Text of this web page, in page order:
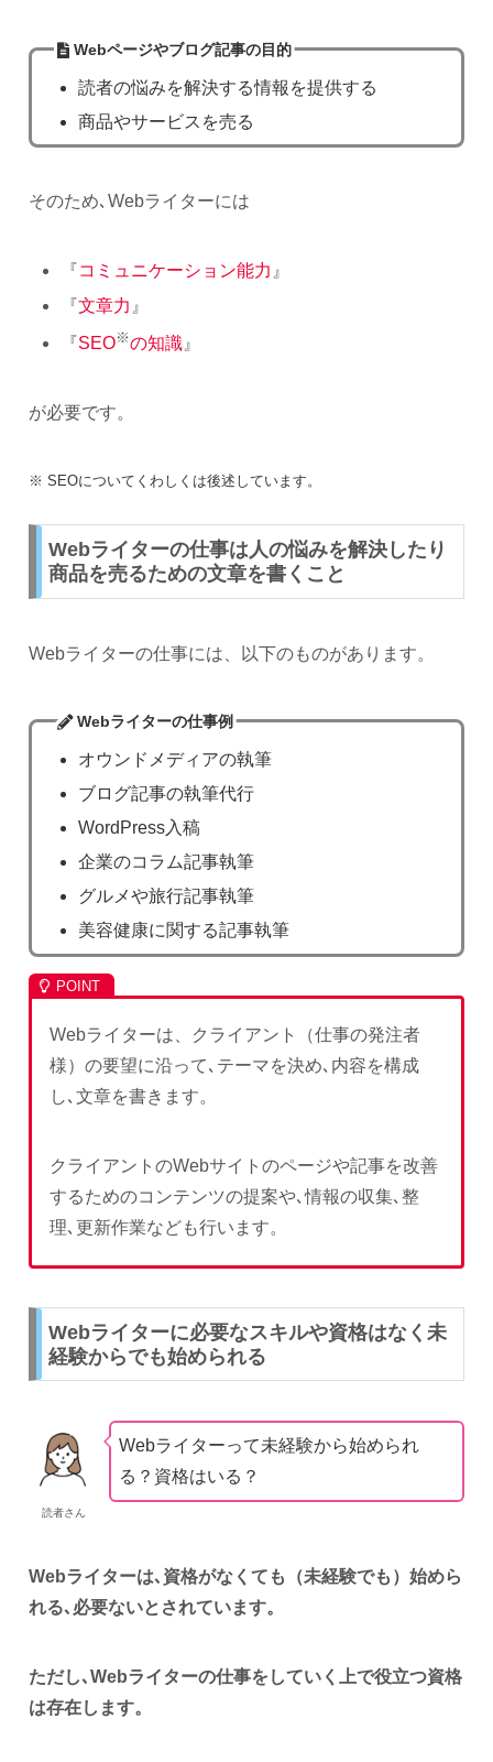
Webページやブログ記事の目的
読者の悩みを解決する情報を提供する
商品やサービスを売る
そのため､Webライターには
『 コミュニケーション能力 』
『文章力 』
『SEO※の知識 』
が必要です。
※ SEOについてくわしくは後述しています。
Webライターの仕事は人の悩みを解決したり
商品を売るための文章を書くこと
Webライターの仕事には、以下のものがあります。
Webライターの仕事例
オウンドメディアの執筆
ブログ記事の執筆代行
WordPress入稿
企業のコラム記事執筆
グルメや旅行記事執筆
美容健康に関する記事執筆
Webライターは、クライアント（仕事の発注者
様）の要望に沿って､テーマを決め､内容を構成
し､文章を書きます。
クライアントのWebサイトのページや記事を改善
するためのコンテンツの提案や､情報の収集､整
理､更新作業なども行います。
Webライターに必要なスキルや資格はなく未
経験からでも始められる
読者さん
Webライターって未経験から始められ
る？資格はいる？
Webライターは､資格がなくても（未経験でも）始めら
れる､必要ないとされています。
ただし､Webライターの仕事をしていく上で役立つ資格
は存在します。